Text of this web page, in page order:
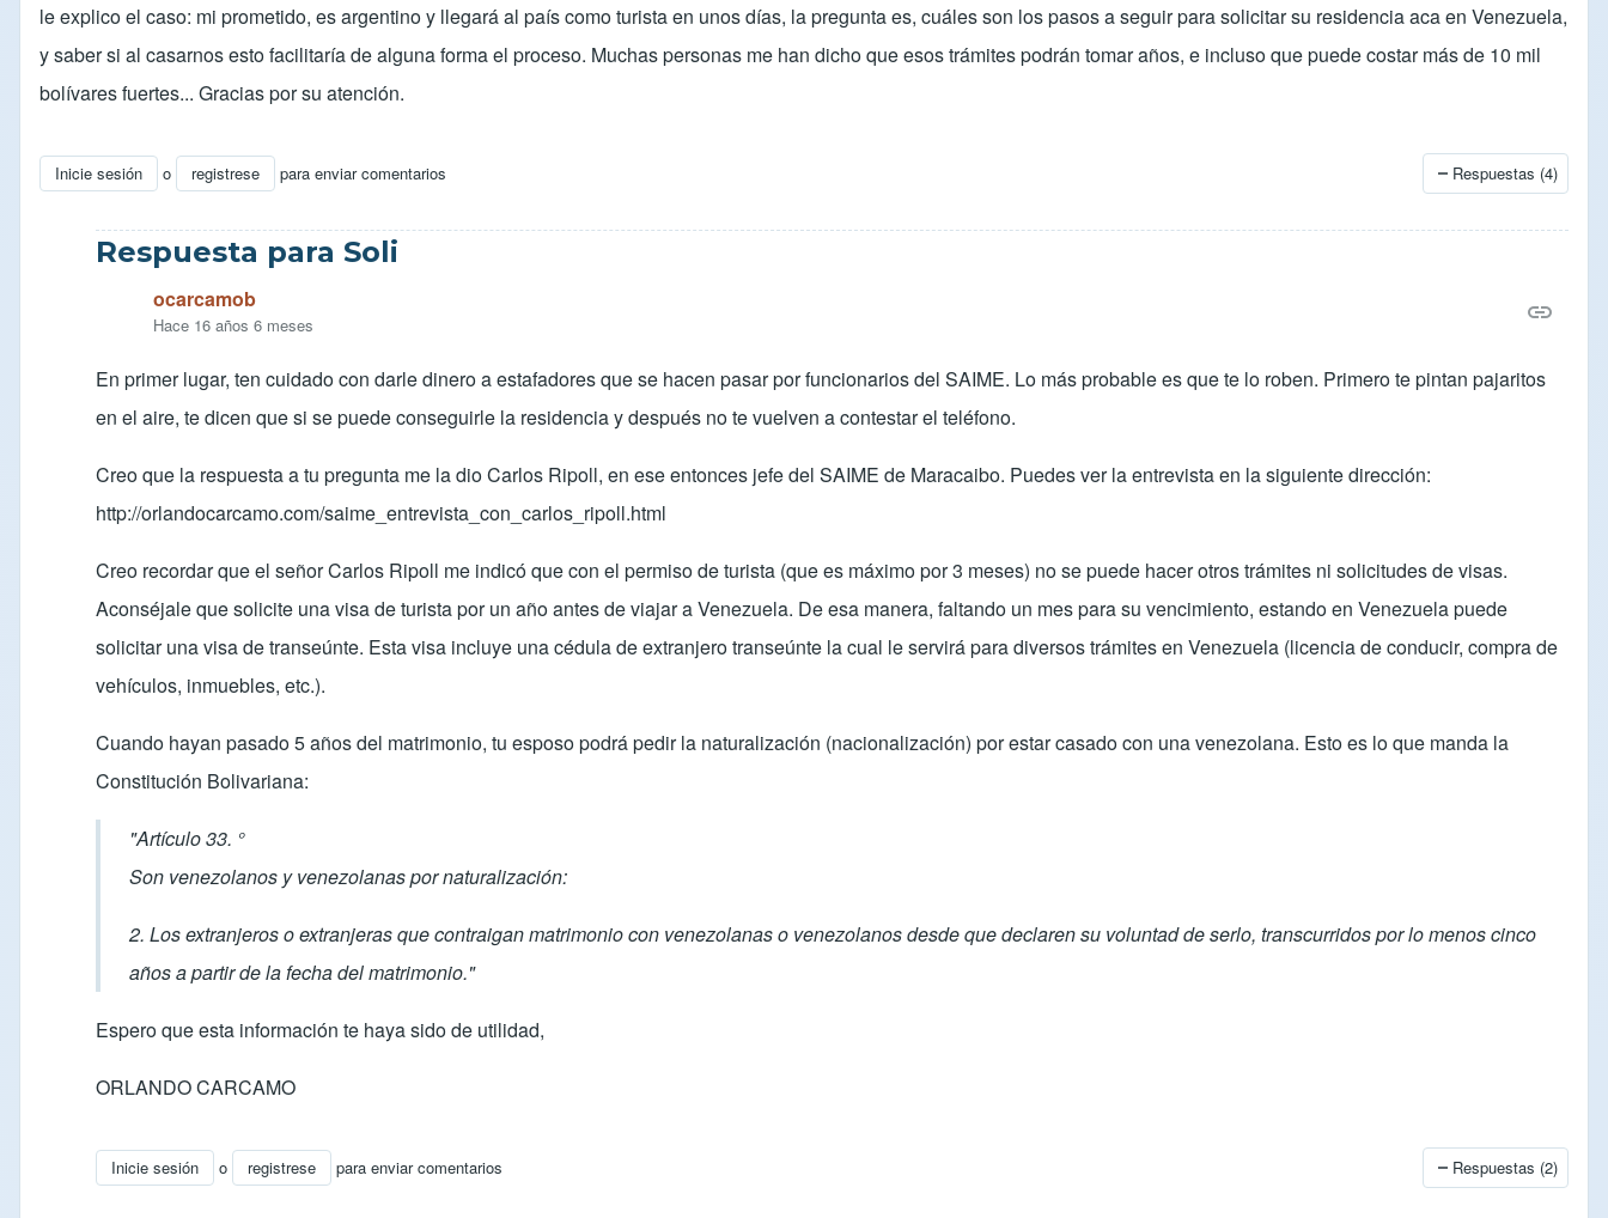
le explico el caso: mi prometido, es argentino y llegará al país como turista en unos días, la pregunta es, cuáles son los pasos a seguir para solicitar su residencia aca en Venezuela,
y saber si al casarnos esto facilitaría de alguna forma el proceso. Muchas personas me han dicho que esos trámites podrán tomar años, e incluso que puede costar más de 10 mil
bolívares fuertes... Gracias por su atención.
Inicie sesión o registrese para enviar comentarios Respuestas (4)
Respuesta para Soli
ocarcamob
Hace 16 años 6 meses
En primer lugar, ten cuidado con darle dinero a estafadores que se hacen pasar por funcionarios del SAIME. Lo más probable es que te lo roben. Primero te pintan pajaritos
en el aire, te dicen que si se puede conseguirle la residencia y después no te vuelven a contestar el teléfono.
Creo que la respuesta a tu pregunta me la dio Carlos Ripoll, en ese entonces jefe del SAIME de Maracaibo. Puedes ver la entrevista en la siguiente dirección:
http://orlandocarcamo.com/saime_entrevista_con_carlos_ripoll.html
Creo recordar que el señor Carlos Ripoll me indicó que con el permiso de turista (que es máximo por 3 meses) no se puede hacer otros trámites ni solicitudes de visas.
Aconséjale que solicite una visa de turista por un año antes de viajar a Venezuela. De esa manera, faltando un mes para su vencimiento, estando en Venezuela puede
solicitar una visa de transeúnte. Esta visa incluye una cédula de extranjero transeúnte la cual le servirá para diversos trámites en Venezuela (licencia de conducir, compra de
vehículos, inmuebles, etc.).
Cuando hayan pasado 5 años del matrimonio, tu esposo podrá pedir la naturalización (nacionalización) por estar casado con una venezolana. Esto es lo que manda la
Constitución Bolivariana:
"Artículo 33. °
Son venezolanos y venezolanas por naturalización:
2. Los extranjeros o extranjeras que contraigan matrimonio con venezolanas o venezolanos desde que declaren su voluntad de serlo, transcurridos por lo menos cinco
años a partir de la fecha del matrimonio."
Espero que esta información te haya sido de utilidad,
ORLANDO CARCAMO
Inicie sesión o registrese para enviar comentarios
En respuesta a Consulta Visa Residente en Venezuela
Respuestas (2)